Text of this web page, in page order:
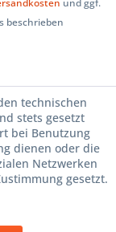
und ggf.
beschrieben
technischen
stets gesetzt
bei Benutzung
dienen oder die
Netzwerken
gesetzt.